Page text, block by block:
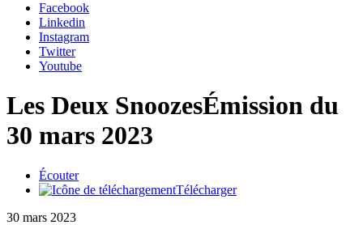
Facebook
Linkedin
Instagram
Twitter
Youtube
Les Deux SnoozesÉmission du
30 mars 2023
Écouter
Télécharger
30 mars 2023